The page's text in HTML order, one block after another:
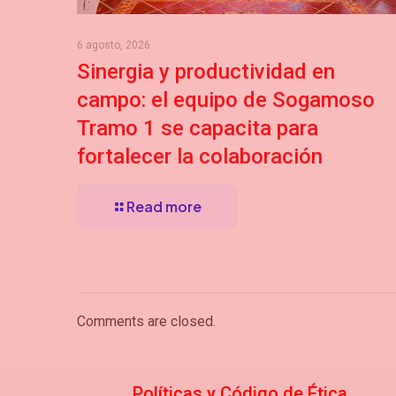
6 agosto, 2026
Sinergia y productividad en
campo: el equipo de Sogamoso
Tramo 1 se capacita para
fortalecer la colaboración
Read more
Comments are closed.